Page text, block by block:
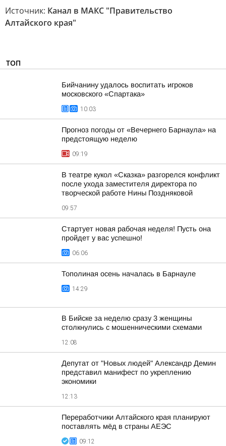
Источник: Канал в МАКС "Правительство
Алтайского края"
ТОП
Бийчанину удалось воспитать игроков
московского «Спартака»
10:03
Прогноз погоды от «Вечернего Барнаула» на
предстоящую неделю
09:19
В театре кукол «Сказка» разгорелся конфликт
после ухода заместителя директора по
творческой работе Нины Поздняковой
09:57
Стартует новая рабочая неделя! Пусть она
пройдет у вас успешно!
06:06
Тополиная осень началась в Барнауле
14:29
В Бийске за неделю сразу 3 женщины
столкнулись с мошенническими схемами
12:08
Депутат от "Новых людей" Александр Демин
представил манифест по укреплению
экономики
12:13
Переработчики Алтайского края планируют
поставлять мёд в страны АЕЭС
09:12